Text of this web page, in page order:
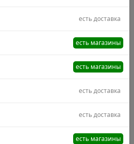
есть доставка
есть магазины
есть магазины
есть доставка
есть доставка
есть магазины
Jasmin Js 671 Cream/D.Grey 200X300